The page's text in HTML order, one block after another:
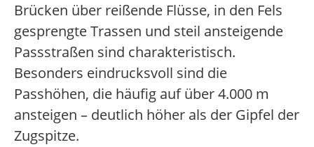
Brücken über reißende Flüsse, in den Fels
gesprengte Trassen und steil ansteigende
Passstraßen sind charakteristisch.
Besonders eindrucksvoll sind die
Passhöhen, die häufig auf über 4.000 m
ansteigen – deutlich höher als der Gipfel der
Zugspitze.